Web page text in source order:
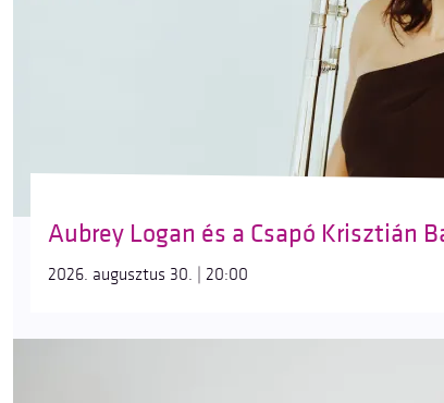
Aubrey Logan és a Csapó Krisztián
2026. augusztus 30. | 20:00